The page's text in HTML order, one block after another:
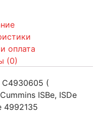
оплата
(0)
C4930605 (​
ISBe, ISDe
4992135